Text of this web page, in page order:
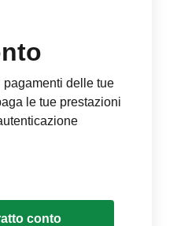
delle tue
le tue prestazioni
conto